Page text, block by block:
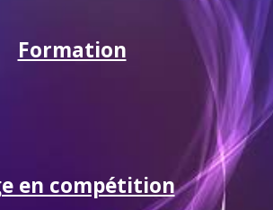
Formation
en compétition